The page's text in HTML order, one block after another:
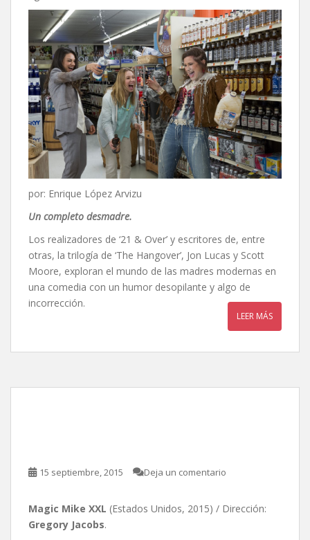
por: Enrique López Arvizu
Un completo desmadre.
Los realizadores de ‘21 & Over’ y escritores de, entre
otras, la trilogía de ‘The Hangover’, Jon Lucas y Scott
Moore, exploran el mundo de las madres modernas en
una comedia con un humor desopilante y algo de
incorrección.
LEER MÁS
15 septiembre, 2015 Deja un comentario
Magic Mike XXL (Estados Unidos, 2015) / Dirección:
Gregory Jacobs.